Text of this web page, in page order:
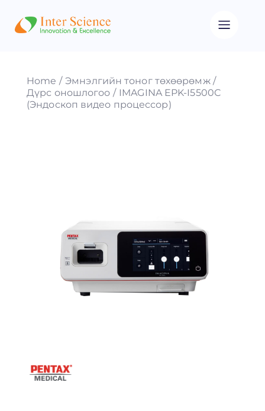
Home
Эмнэлгийн тоног төхөөрөмж
Дүрс оношлогоо
IMAGINA EPK-I5500C
(Эндоскоп видео процессор)